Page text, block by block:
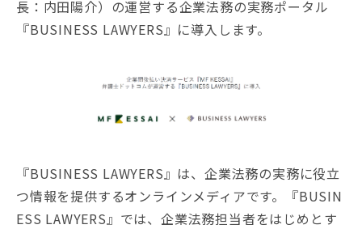
長：内田陽介）の運営する企業法務の実務ポータル
『BUSINESS LAWYERS』に導入します。
『BUSINESS LAWYERS』は、企業法務の実務に役立
つ情報を提供するオンラインメディアです。『BUSIN
ESS LAWYERS』では、企業法務担当者をはじめとす